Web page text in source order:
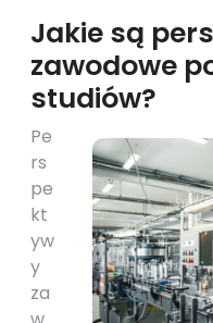
Jakie są
zawodowe
studiów?
Pe
rs
pe
kt
yw
y
za